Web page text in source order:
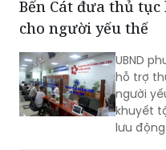
Bến Cát đưa thủ
cho người yếu thế
UBND
hỗ trợ
người
khuyết
lưu